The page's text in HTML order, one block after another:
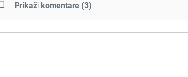
Prikaži komentare (3)